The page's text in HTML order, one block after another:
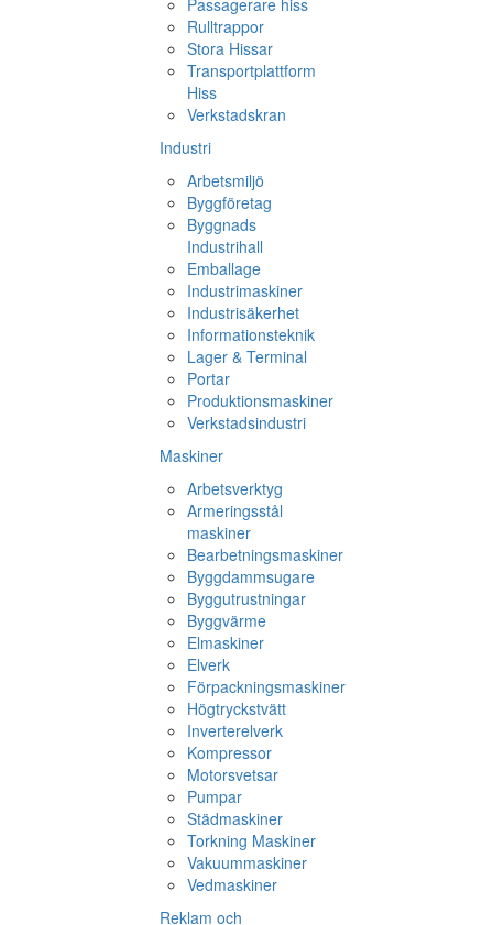
Rulltrappor
Stora Hissar
Transportplattform
Hiss
Verkstadskran
Industri
Arbetsmiljö
Byggföretag
Byggnads
Industrihall
Emballage
Industrimaskiner
Industrisäkerhet
Informationsteknik
Lager & Terminal
Portar
Produktionsmaskiner
Verkstadsindustri
Maskiner
Arbetsverktyg
Armeringsstål
maskiner
Bearbetningsmaskiner
Byggdammsugare
Byggutrustningar
Byggvärme
Elmaskiner
Elverk
Förpackningsmaskiner
Högtryckstvätt
Inverterelverk
Kompressor
Motorsvetsar
Pumpar
Städmaskiner
Torkning Maskiner
Vakuummaskiner
Vedmaskiner
Reklam och